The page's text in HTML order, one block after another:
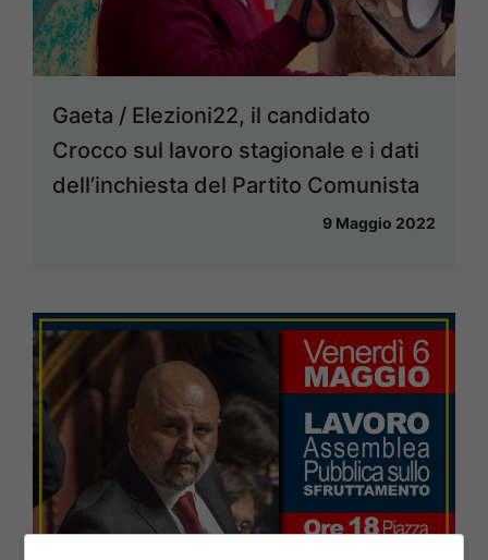
Gaeta / Elezioni22, il candidato
Crocco sul lavoro stagionale e i dati
dell’inchiesta del Partito Comunista
9 Maggio 2022